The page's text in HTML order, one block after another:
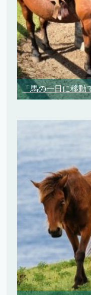
「馬の一日に移動